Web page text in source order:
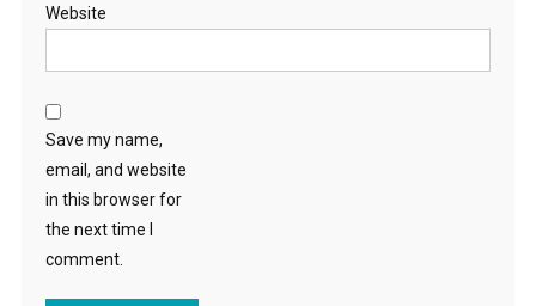
Website
Save my name,
email, and website
in this browser for
the next time I
comment.